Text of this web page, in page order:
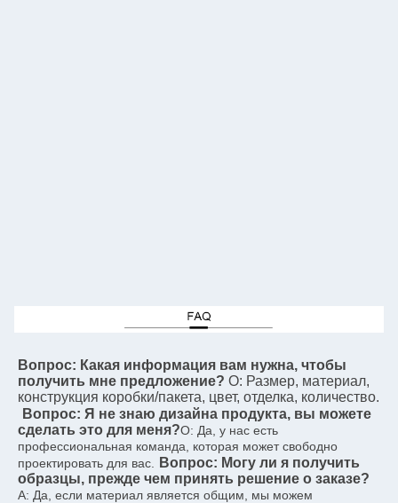
Вопрос: Какая информация вам нужна, чтобы
получить мне предложение? О: Размер, материал,
конструкция коробки/пакета, цвет, отделка, количество.
Вопрос: Я не знаю дизайна продукта, вы можете
сделать это для меня?О: Да, у нас есть
профессиональная команда, которая может свободно
проектировать для вас.
Вопрос: Могу ли я получить
образцы, прежде чем принять решение о заказе?
A: Да, если материал является общим, мы можем